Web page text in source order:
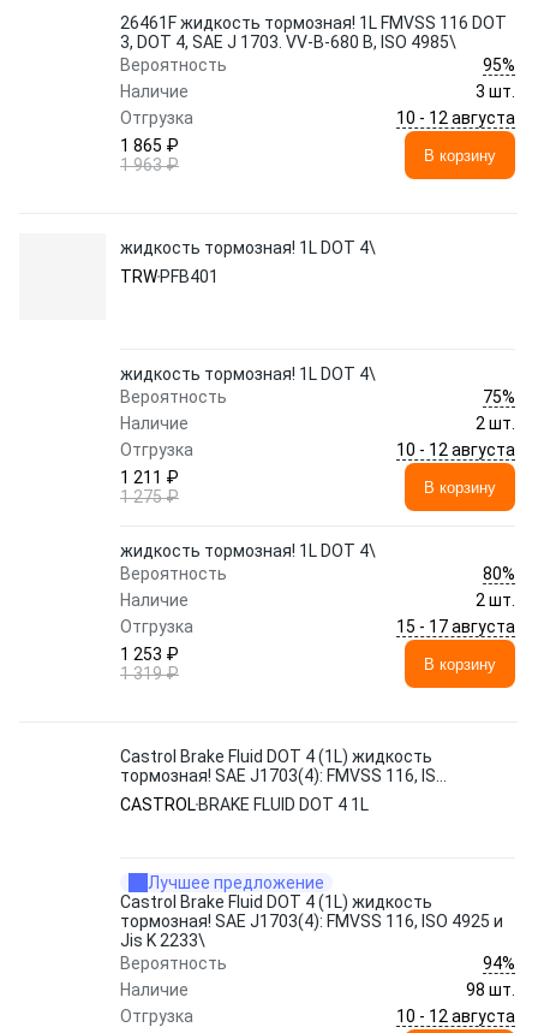
26461F жидкость тормозная! 1L FMVSS 116 DOT
3, DOT 4, SAE J 1703. VV-B-680 B, ISO 4985\
Вероятность
95%
Наличие
3 шт.
Отгрузка
10 - 12 августа
1 865 ₽
1 963 ₽
В корзину
жидкость тормозная! 1L DOT 4\
TRW PFB401
жидкость тормозная! 1L DOT 4\
Вероятность
75%
Наличие
2 шт.
Отгрузка
10 - 12 августа
1 211 ₽
1 275 ₽
В корзину
жидкость тормозная! 1L DOT 4\
Вероятность
80%
Наличие
2 шт.
Отгрузка
15 - 17 августа
1 253 ₽
1 319 ₽
В корзину
Castrol Brake Fluid DOT 4 (1L) жидкость
тормозная! SAE J1703(4): FMVSS 116, ISO
4925 и Jis K 2233\
CASTROL BRAKE FLUID DOT 4 1L
Лучшее предложение
Castrol Brake Fluid DOT 4 (1L) жидкость
тормозная! SAE J1703(4): FMVSS 116, ISO 4925 и
Jis K 2233\
Вероятность
94%
Наличие
98 шт.
Отгрузка
10 - 12 августа